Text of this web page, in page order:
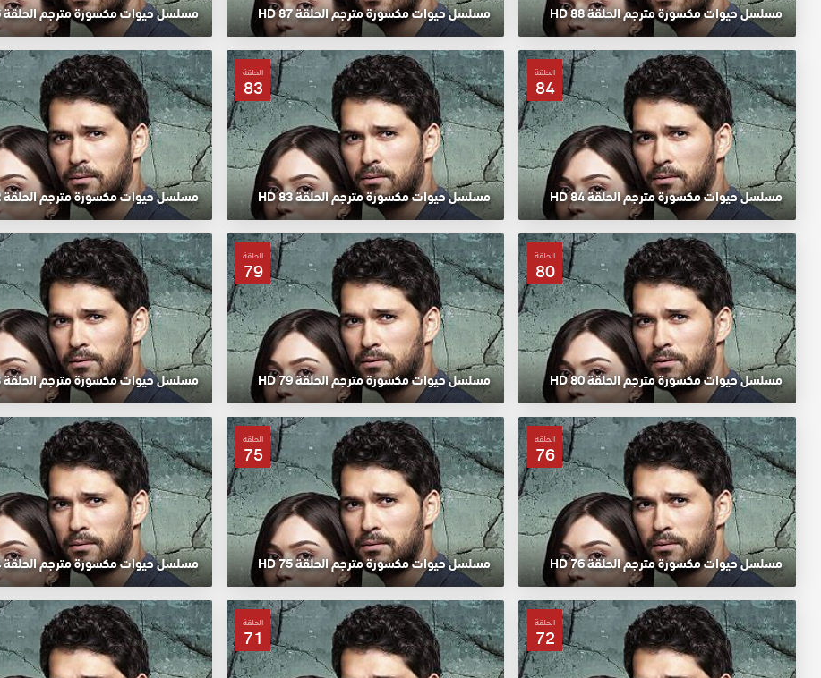
مسلسل حيوات مكسورة مترجم الحلقة 88 HD مسلسل حيوات مكسورة مترجم الحلقة 87 HD مسلسل حيوات مكسورة مترجم الحلقة 86 HD
الحلقة
84
مسلسل حيوات مكسورة مترجم الحلقة 84 HD
الحلقة
83
مسلسل حيوات مكسورة مترجم الحلقة 83 HD مسلسل حيوات مكسورة مترجم الحلقة 82 HD
الحلقة
80
مسلسل حيوات مكسورة مترجم الحلقة 80 HD
الحلقة
79
مسلسل حيوات مكسورة مترجم الحلقة 79 HD مسلسل حيوات مكسورة مترجم الحلقة 78 HD
الحلقة
76
مسلسل حيوات مكسورة مترجم الحلقة 76 HD
الحلقة
75
مسلسل حيوات مكسورة مترجم الحلقة 75 HD مسلسل حيوات مكسورة مترجم الحلقة 74 HD
الحلقة
72
الحلقة
71